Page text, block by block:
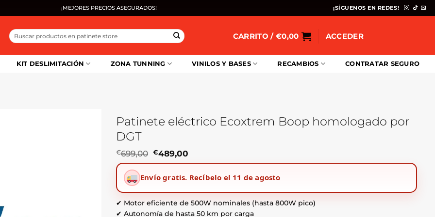
¡MEJORES PRECIOS ASEGURADOS! ¡SÍGUENOS EN REDES!
Buscar
por:
CARRITO / €0,00 ACCEDER
KIT DESLIMITACIÓN ZONA TUNNING VINILOS Y BASES RECAMBIOS CONTRATAR SEGURO
Patinete eléctrico Ecoxtrem Boop homologado por
DGT
€699,00 El
precio
era:
€489,00
precio
es:
Envío gratis. Recíbelo el 11 de agosto
✔ Motor eficiente de 500W nominales (hasta 800W pico)
✔ Autonomía de hasta 50 km por carga